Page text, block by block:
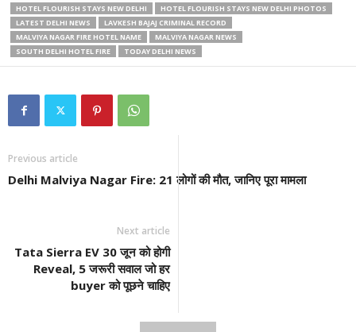
HOTEL FLOURISH STAYS NEW DELHI
HOTEL FLOURISH STAYS NEW DELHI PHOTOS
LATEST DELHI NEWS
LAVKESH BAJAJ CRIMINAL RECORD
MALVIYA NAGAR FIRE HOTEL NAME
MALVIYA NAGAR NEWS
SOUTH DELHI HOTEL FIRE
TODAY DELHI NEWS
Previous article
Delhi Malviya Nagar Fire: 21 लोगों की मौत, जानिए पूरा मामला
Next article
Tata Sierra EV 30 जून को होगी
Reveal, 5 जरूरी सवाल जो हर
buyer को पूछने चाहिए